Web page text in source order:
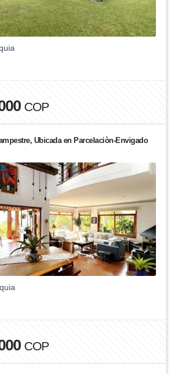
COP
Ubicada en Parcelaciòn-Envigado
COP